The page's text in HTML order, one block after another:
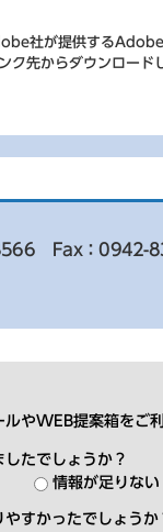
社が提供する
先からダウンロード
Fax：0942-
やWEB提案箱をご利
たでしょうか？
情報が足りない
すかったでしょうか